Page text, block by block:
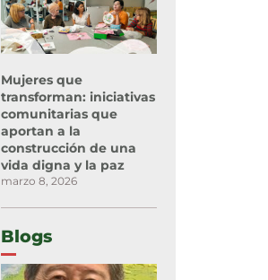
Mujeres que
transforman: iniciativas
comunitarias que
aportan a la
construcción de una
vida digna y la paz
marzo 8, 2026
Blogs